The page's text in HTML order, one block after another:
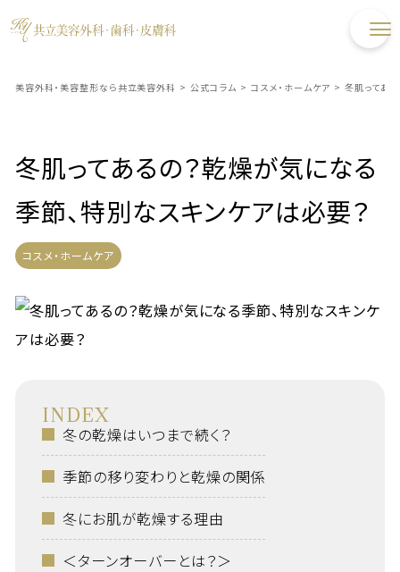
美容外科・美容整形なら共立美容外科 > 公式コラム > コスメ・ホームケア > 冬肌ってあ
冬肌ってあるの？乾燥が気になる
季節、特別なスキンケアは必要？
コスメ・ホームケア
INDEX
冬の乾燥はいつまで続く？
季節の移り変わりと乾燥の関係
冬にお肌が乾燥する理由
＜ターンオーバーとは？＞